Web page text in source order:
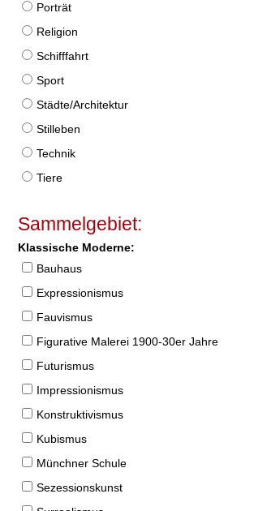
Porträt
Religion
Schifffahrt
Sport
Städte/Architektur
Stilleben
Technik
Tiere
Sammelgebiet:
Klassische Moderne:
Bauhaus
Expressionismus
Fauvismus
Figurative Malerei 1900-30er Jahre
Futurismus
Impressionismus
Konstruktivismus
Kubismus
Münchner Schule
Sezessionskunst